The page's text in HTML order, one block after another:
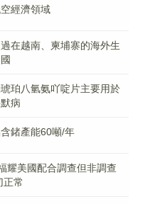
經濟領域
在越南、柬埔寨的海外生
珀八氫氨吖啶片主要用於
病
鍺產能60噸/年
耀美國配合調查但非調查
正常